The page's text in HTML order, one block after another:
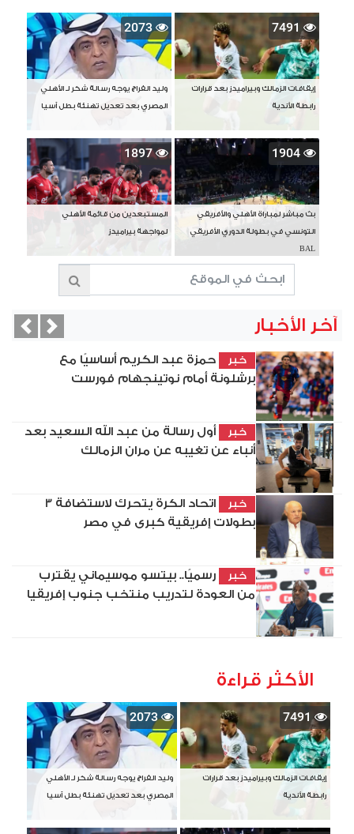
7491
إيقافات الزمالك وبيراميدز بعد قرارات
رابطة الأندية
2073
وليد الفراج يوجه رسالة شكر لـ الأهلي
المصري بعد تعديل تهنئة بطل آسيا
1904
بث مباشر لمباراة الأهلي والأفريقي
التونسي في بطولة الدوري الأفريقي
BAL
1897
المستبعدين من قائمة الأهلي
لمواجهة بيراميدز
آخر الأخبار
خبر
حمزة عبد الكريم أساسيًا مع
برشلونة أمام نوتينجهام فورست
خبر
أول رسالة من عبد الله السعيد بعد
أنباء عن تغيبه عن مران الزمالك
خبر
اتحاد الكرة يتحرك لاستضافة 3
بطولات إفريقية كبرى في مصر
خبر
رسميًا.. بيتسو موسيماني يقترب
من العودة لتدريب منتخب جنوب إفريقيا
Next
الأكثر قراءة
7491
إيقافات الزمالك وبيراميدز بعد قرارات
رابطة الأندية
2073
وليد الفراج يوجه رسالة شكر لـ الأهلي
المصري بعد تعديل تهنئة بطل آسيا